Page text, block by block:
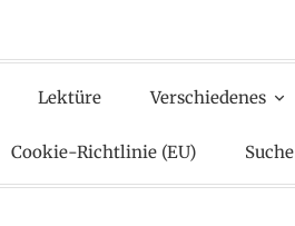
Lektüre Verschiedenes
Cookie-Richtlinie (EU) Suche